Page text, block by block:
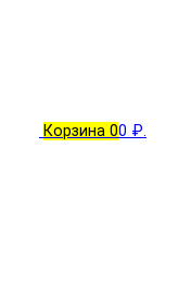
Корзина 00 ₽.